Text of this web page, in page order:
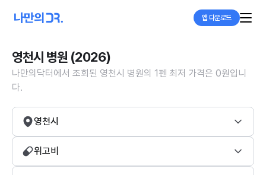
앱 다운로드
영천시 병원 (2026)
나만의닥터에서 조회된 영천시 병원의 1펜 최저 가격은 0원입니
다.
영천시
위고비